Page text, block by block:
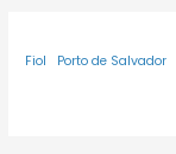
Fiol Porto de Salvador